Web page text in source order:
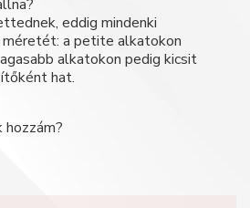
eddig mindenki
a petite alkatokon
alkatokon pedig kicsit
hat.